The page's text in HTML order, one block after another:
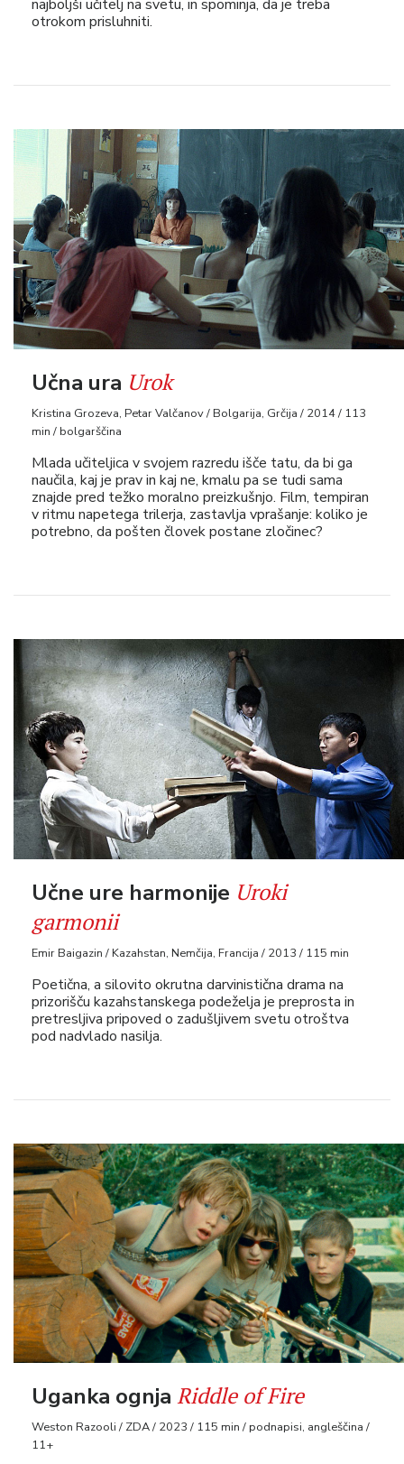
najboljši učitelj na svetu, in spominja, da je treba
otrokom prisluhniti.
Učna ura Urok
Kristina Grozeva, Petar Valčanov / Bolgarija, Grčija / 2014 / 113
min / bolgarščina
Mlada učiteljica v svojem razredu išče tatu, da bi ga
naučila, kaj je prav in kaj ne, kmalu pa se tudi sama
znajde pred težko moralno preizkušnjo. Film, tempiran
v ritmu napetega trilerja, zastavlja vprašanje: koliko je
potrebno, da pošten človek postane zločinec?
Učne ure harmonije Uroki
garmonii
Emir Baigazin / Kazahstan, Nemčija, Francija / 2013 / 115 min
Poetična, a silovito okrutna darvinistična drama na
prizorišču kazahstanskega podeželja je preprosta in
pretresljiva pripoved o zadušljivem svetu otroštva
pod nadvlado nasilja.
Uganka ognja Riddle of Fire
Weston Razooli / ZDA / 2023 / 115 min / podnapisi, angleščina /
11+